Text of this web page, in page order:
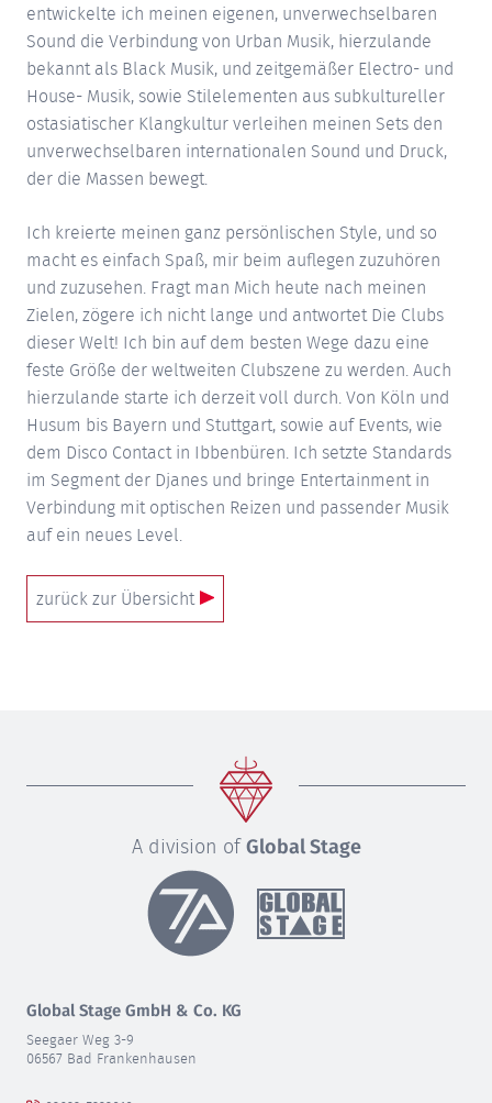
entwickelte ich meinen eigenen, unverwechselbaren
Sound die Verbindung von Urban Musik, hierzulande
bekannt als Black Musik, und zeitgemäßer Electro- und
House- Musik, sowie Stilelementen aus subkultureller
ostasiatischer Klangkultur verleihen meinen Sets den
unverwechselbaren internationalen Sound und Druck,
der die Massen bewegt.
Ich kreierte meinen ganz persönlischen Style, und so
macht es einfach Spaß, mir beim auflegen zuzuhören
und zuzusehen. Fragt man Mich heute nach meinen
Zielen, zögere ich nicht lange und antwortet Die Clubs
dieser Welt! Ich bin auf dem besten Wege dazu eine
feste Größe der weltweiten Clubszene zu werden. Auch
hierzulande starte ich derzeit voll durch. Von Köln und
Husum bis Bayern und Stuttgart, sowie auf Events, wie
dem Disco Contact in Ibbenbüren. Ich setzte Standards
im Segment der Djanes und bringe Entertainment in
Verbindung mit optischen Reizen und passender Musik
auf ein neues Level.
zurück zur Übersicht
A division ofGlobal Stage
Global Stage GmbH & Co. KG
Seegaer Weg 3-9
06567 Bad Frankenhausen